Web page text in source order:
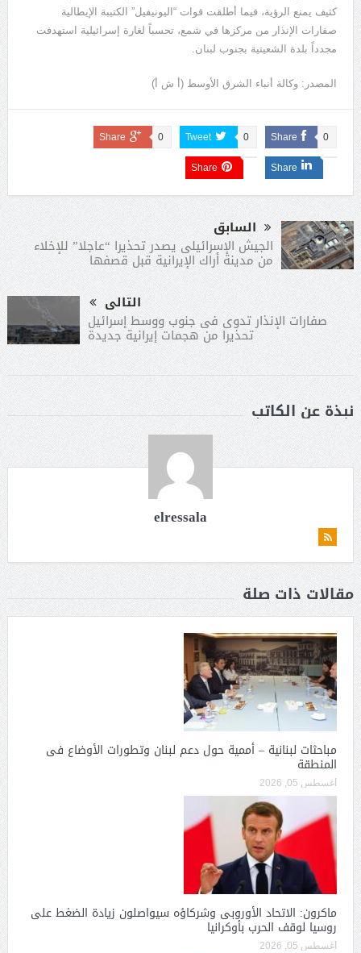
كثيف يمنع الرؤية، فيما أطلقت قوات “اليونيفيل” الكتيبة الإيطالية
صفارات الإنذار من مركزها في شمع، تحسباً لغارة إسرائيلية استهدفت
مجدداً بلدة الشعيتية بجنوب لبنان.
المصدر: وكالة أنباء الشرق الأوسط (أ ش أ)
Share 0
Tweet 0
Share 0
Share
Share
السابق
الجيش الإسرائيلى يصدر تحذيرا “عاجلا” للإخلاء
من مدينة أراك الإيرانية قبل قصفها
التالى
صفارات الإنذار تدوى فى جنوب ووسط إسرائيل
تحذيرا من هجمات إيرانية جديدة
نبذة عن الكاتب
elressala
مقالات ذات صلة
مباحثات لبنانية – أممية حول دعم لبنان وتطورات الأوضاع فى
المنطقة
أغسطس 05, 2026
ماكرون: الاتحاد الأوروبى وشركاؤه سيواصلون زيادة الضغط على
روسيا لوقف الحرب بأوكرانيا
أغسطس 05, 2026